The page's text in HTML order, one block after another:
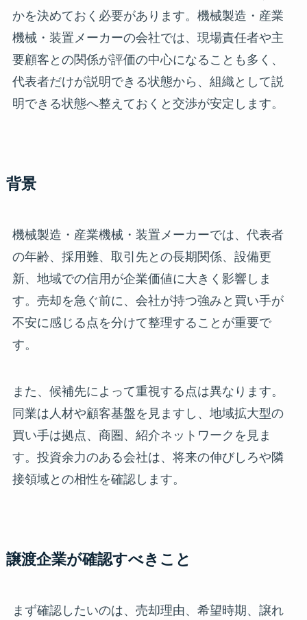
かを決めておく必要があります。機械製造・産業
機械・装置メーカーの会社では、現場責任者や主
要顧客との関係が評価の中心になることも多く、
代表者だけが説明できる状態から、組織として説
明できる状態へ整えておくと交渉が安定します。
背景
機械製造・産業機械・装置メーカーでは、代表者
の年齢、採用難、取引先との長期関係、設備更
新、地域での信用が企業価値に大きく影響しま
す。売却を急ぐ前に、会社が持つ強みと買い手が
不安に感じる点を分けて整理することが重要で
す。
また、候補先によって重視する点は異なります。
同業は人材や顧客基盤を見ますし、地域拡大型の
買い手は拠点、商圏、紹介ネットワークを見ま
す。投資余力のある会社は、将来の伸びしろや隣
接領域との相性を確認します。
譲渡企業が確認すべきこと
まず確認したいのは、売却理由、希望時期、譲れ